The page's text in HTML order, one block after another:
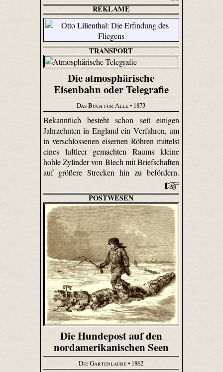
REKLAME
TRANSPORT
Die atmosphärische
Eisenbahn oder Telegrafie
Das Buch für Alle• 1873
Bekanntlich besteht schon seit einigen
Jahrzehnten in England ein Verfahren, um
in verschlossenen eisernen Röhren mittelst
eines luftleer gemachten Raums kleine
hohle Zylinder von Blech mit Briefschaften
auf größere Strecken hin zu befördern.
POSTWESEN
Die Hundepost auf den
nordamerikanischen Seen
Die Gartenlaube• 1862